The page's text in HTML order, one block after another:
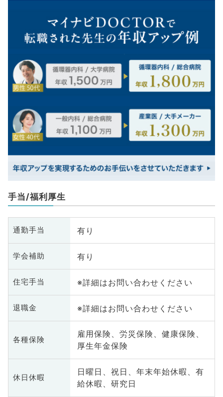
手当/福利厚生
通勤手当 有り
学会補助 有り
住宅手当 ※詳細はお問い合わせください
退職金 ※詳細はお問い合わせください
各種保険
雇用保険、労災保険、健康保険、
厚生年金保険
休日休暇
日曜日、祝日、年末年始休暇、有
給休暇、研究日